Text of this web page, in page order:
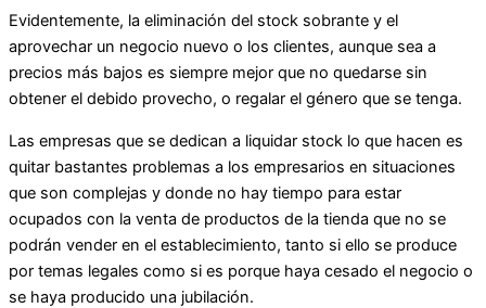
Evidentemente, la eliminación del stock sobrante y el
aprovechar un negocio nuevo o los clientes, aunque sea a
precios más bajos es siempre mejor que no quedarse sin
obtener el debido provecho, o regalar el género que se tenga.
Las empresas que se dedican a liquidar stock lo que hacen es
quitar bastantes problemas a los empresarios en situaciones
que son complejas y donde no hay tiempo para estar
ocupados con la venta de productos de la tienda que no se
podrán vender en el establecimiento, tanto si ello se produce
por temas legales como si es porque haya cesado el negocio o
se haya producido una jubilación.